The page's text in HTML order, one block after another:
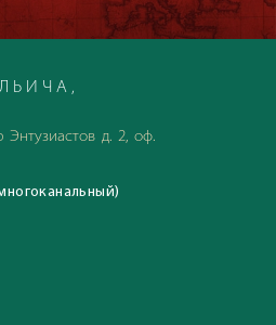
Энтузиастов д. 2, оф.